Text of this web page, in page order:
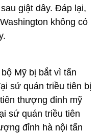
giật dây. Đáp lại,
không có
Mỹ bị bắt vì tấn
sứ quán triều tiên bị
thượng đỉnh mỹ
sứ quán triều tiên
đỉnh hà nội tấn